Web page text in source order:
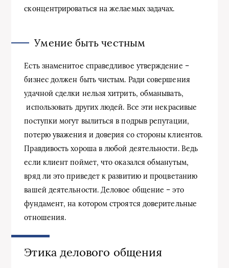
сконцентрироваться на желаемых задачах.
Умение быть честным
Есть знаменитое справедливое утверждение –
бизнес должен быть чистым. Ради совершения
удачной сделки нельзя хитрить, обманывать,
использовать других людей. Все эти некрасивые
поступки могут вылиться в подрыв репутации,
потерю уважения и доверия со стороны клиентов.
Правдивость хороша в любой деятельности. Ведь
если клиент поймет, что оказался обманутым,
вряд ли это приведет к развитию и процветанию
вашей деятельности. Деловое общение – это
фундамент, на котором строятся доверительные
отношения.
Этика делового общения